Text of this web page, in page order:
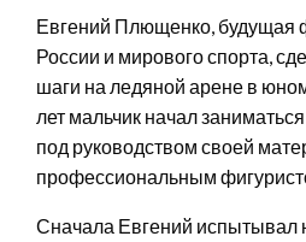
Евгений Плющенко, будущая
России и мирового спорта,
шаги на ледяной арене в
лет мальчик начал
под руководством своей
профессиональным
Сначала Евгений испытывал